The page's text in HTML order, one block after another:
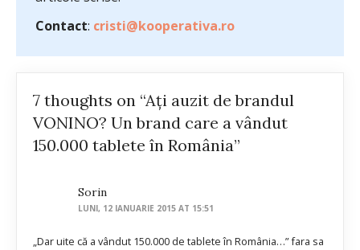
Contact: cristi@kooperativa.ro
7 thoughts on “Aţi auzit de brandul
VONINO? Un brand care a vândut
150.000 tablete în România”
Sorin
LUNI, 12 IANUARIE 2015 AT 15:51
„Dar uite că a vândut 150.000 de tablete în România…” fara sa